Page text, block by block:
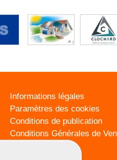
Informations légales
Paramètres des cookies
Conditions de publication
Conditions Générales de